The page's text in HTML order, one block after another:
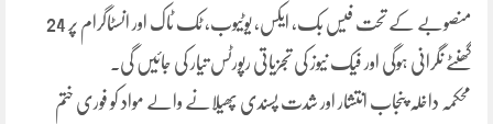
منصوبے کے تحت فیس بک، ایکس، یوٹیوب، ٹک ٹاک اور انسٹاگرام پر 24
گھنٹے نگرانی ہوگی اور فیک نیوز کی تجزیاتی رپورٹس تیار کی جائیں گی۔
محکمہ داخلہ پنجاب انتشار اور شدت پسندی پھیلانے والے مواد کو فوری ختم